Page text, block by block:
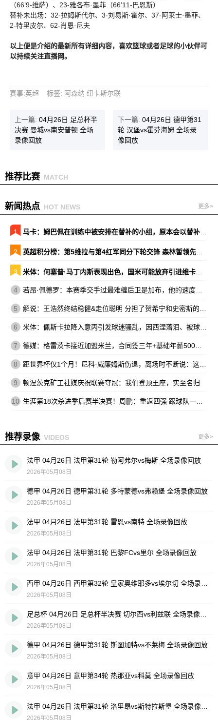
（66’9-维萨）、23-雅各布·墨菲（66’11-巴恩斯）
替补未出场：32-拉姆斯代尔、3-刘易斯·霍尔、37-阿莱士·墨菲、
2-特里皮尔、62-肖恩·尼夫
以上便是介绍的最新所有详细内容，喜欢篮球或者足球的小伙伴可
以持续关注直播网。
赛事:英超 标签: 阿森纳 纽卡斯尔联
上一篇: 04月26日 足总杯半
决赛 曼城vs南安普顿 全场
录像回放
下一篇: 04月26日 德甲第31
轮 汉堡vs霍芬海姆 全场录
像回放
推荐比赛 MATCH
新闻热点 HOT NEWS 更多>
1 马卡：姆巴佩在训练中被安排在替补的小组，原本会以替补出战巴萨
2 英超积分榜：第5维拉与第4红军同分下轮交锋 森林暂领先降级区7分
3 米体：何塞普·马丁内斯表现出色，国米可能放弃引进维卡里奥
4 若昂·佩德罗：本赛季交手过最难缠后卫是加布，他的速度让我惊讶
5 解说：王浩然终结稳健&走位聪明 分担了贺希宁和史密斯的进攻压力
6 米体：佩斯卡拉降入意丙引发球迷骚乱，因西涅落泪、被球迷嘘
7 德媒：格雷茨卡接近加盟米兰，合同签三年+基础年薪500万欧
8 距世界杯仅1个月！尼科·威廉姆斯伤退，离场时不断说：这不可能
9 顿涅茨克矿工社媒庆祝联赛夺冠：我们登顶王座，实至名归
10 生涯第18次杀进季后赛半决赛！周鹏：重返四强 跟球队一起拼到底
推荐录像 VIDEOS 更多>
法甲 04月26日 法甲第31轮 勒阿弗尔vs梅斯 全场录像回放
2026年05月08日
德甲 04月26日 德甲第31轮 多特蒙德vs弗赖堡 全场录像回放
2026年05月08日
法甲 04月26日 法甲第31轮 雷恩vs南特 全场录像回放
2026年05月08日
法甲 04月26日 法甲第31轮 巴黎FCvs里尔 全场录像回放
2026年05月08日
2026年05月08日
2026年05月08日
德甲 04月26日 德甲第31轮 斯图加特vs不莱梅 全场录像回放
2026年05月08日
意甲 04月26日 意甲第34轮 热那亚vs科莫 全场录像回放
2026年05月08日
2026年05月08日